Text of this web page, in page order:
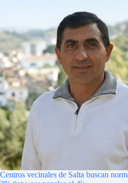
Centros vecinales de Salta buscan